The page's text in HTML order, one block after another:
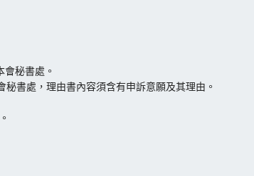
秘書處。
書處，理由書內容須含有申訴意願及其理由。